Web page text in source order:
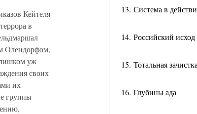
13. Система в
14. Российский исход
15. Тотальная зачистка
16. Глубины ада
Кейтеля
в
Олендорфом,
уж
своих
их
группы